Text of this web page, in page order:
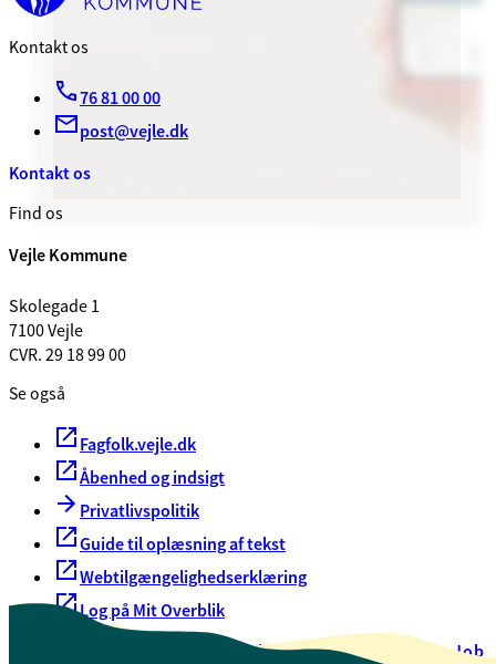
Kontakt os
76 81 00 00
post@vejle.dk
Kontakt os
Find os
Vejle Kommune
Skolegade 1
7100 Vejle
CVR. 29 18 99 00
Se også
Fagfolk.vejle.dk
Åbenhed og indsigt
Privatlivspolitik
Guide til oplæsning af tekst
Webtilgængelighedserklæring
Log på Mit Overblik
Oversigt over selvbetjeningJob